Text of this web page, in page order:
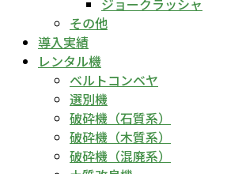
ジョークラッシャ
その他
導入実績
レンタル機
ベルトコンベヤ
選別機
破砕機（石質系）
破砕機（木質系）
破砕機（混廃系）